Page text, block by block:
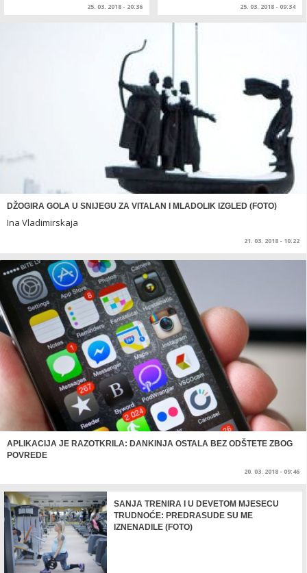
25. 03. 2018 - 20:36 25. 03. 2018 - 09:34
DŽOGIRA GOLA U SNIJEGU ZA VITALAN I MLADOLIK IZGLED (FOTO)
Ina Vladimirskaja
21. 03. 2018 - 10:22
APLIKACIJA JE RAZOTKRILA: DANKINJA OSTALA BEZ ODŠTETE ZBOG
POVREDE
20. 03. 2018 - 09:46
SANJA TRENIRA I U DEVETOM MJESECU
TRUDNOĆE: PREDRASUDE SU ME
IZNENADILE (FOTO)